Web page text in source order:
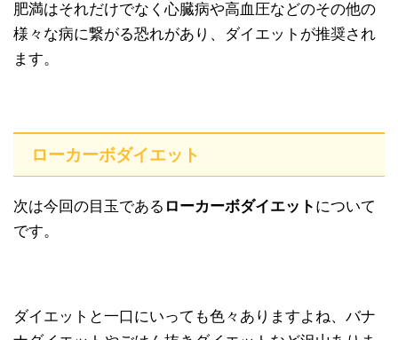
肥満はそれだけでなく心臓病や高血圧などのその他の
様々な病に繋がる恐れがあり、ダイエットが推奨され
ます。
ローカーボダイエット
次は今回の目玉である ローカーボダイエット について
です。
ダイエットと一口にいっても色々ありますよね、バナ